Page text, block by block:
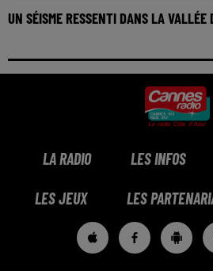
UN SÉISME RESSENTI DANS LA VALLÉE
LA RADIO LES INFOS
LES JEUX LES